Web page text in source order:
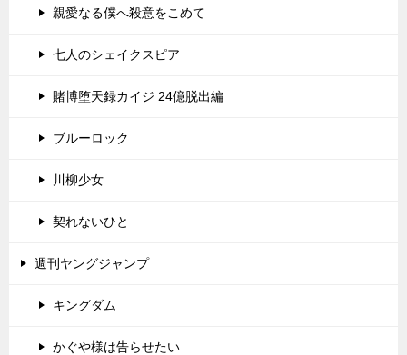
親愛なる僕へ殺意をこめて
七人のシェイクスピア
賭博堕天録カイジ 24億脱出編
ブルーロック
川柳少女
契れないひと
週刊ヤングジャンプ
キングダム
かぐや様は告らせたい